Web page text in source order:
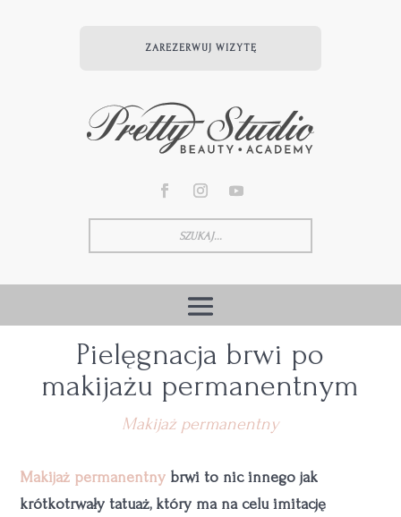
ZAREZERWUJ WIZYTĘ
Pielęgnacja brwi po
makijażu permanentnym
Makijaż permanentny
Makijaż permanentny brwi to nic innego jak
krótkotrwały tatuaż, który ma na celu imitację